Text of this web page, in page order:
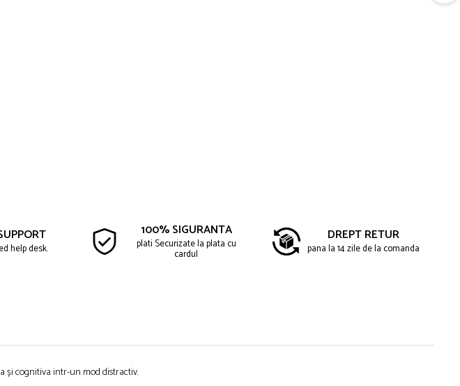
help desk.
100% SIGURANTA
plati Securizate la plata cu
cardul
DREPT RETUR
pana la 14 zile de la comanda
și cognitiva intr-un mod distractiv.